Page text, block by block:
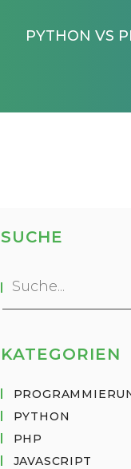
PYTHON VS
SUCHE
KATEGORIEN
PYTHON
PHP
JAVASCRIPT